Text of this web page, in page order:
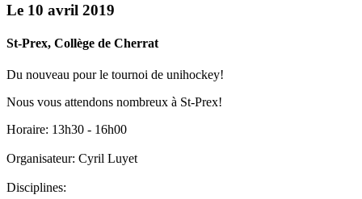
Le 10 avril 2019
St-Prex, Collège de Cherrat
Du nouveau pour le tournoi de unihockey!
Nous vous attendons nombreux à St-Prex!
Horaire: 13h30 - 16h00
Organisateur: Cyril Luyet
Disciplines: